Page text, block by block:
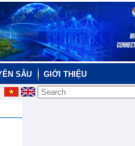
SÂU
GIỚI THIỆU